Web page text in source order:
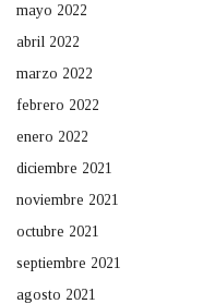
mayo 2022
abril 2022
marzo 2022
febrero 2022
enero 2022
diciembre 2021
noviembre 2021
octubre 2021
septiembre 2021
agosto 2021